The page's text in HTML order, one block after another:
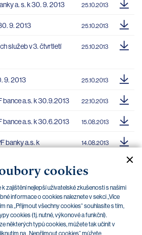
cookies
zajištění nejlepší uživatelské zkušenosti s našimi
informace o cookies naleznete v sekci „Více
na „Přijmout všechny cookies“ souhlasíte s tím,
cookies (tj. nutné, výkonové a funkční).
některých typů cookies, můžete tak učinit v
na „Nepříjmout cookies“ můžete
a. s. k 30. 9. 2013 25.10.2013
9. 2013 25.10.2013
služeb v 3. čtvrtletí
25.10.2013
9. 2013 25.10.2013
bance a.s. k 30.9.2013 22.10.2013
bance a.s. k 30.6.2013 15.08.2013
banky a.s. k
14.08.2013
01.08.2013
a.s. k 30.6.2013 01.08.2013